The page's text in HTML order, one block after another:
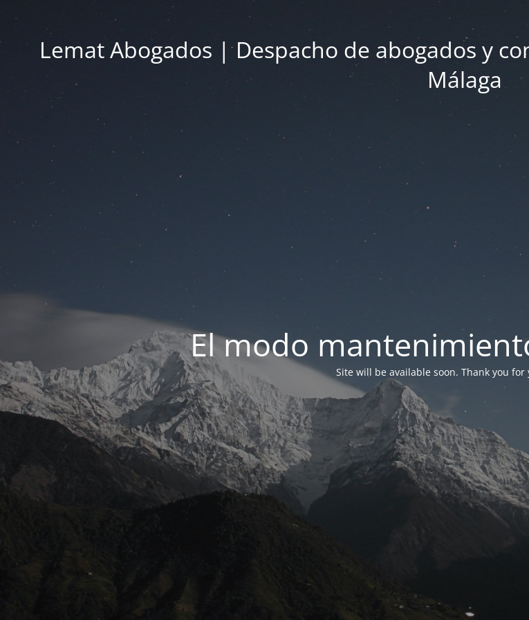
Lemat Abogados | Despacho de abogados y
Málaga
El modo
Site will be available soon. Thank you for